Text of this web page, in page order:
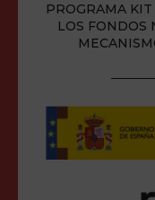
PROGRAMA
LOS FONDOS